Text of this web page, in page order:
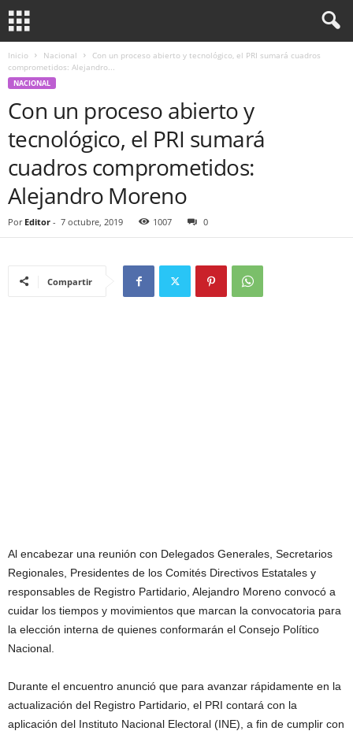
Inicio Nacional
Con un proceso abierto y tecnológico, el PRI sumará cuadros
comprometidos: Alejandro...
NACIONAL
Con un proceso abierto y
tecnológico, el PRI sumará
cuadros comprometidos:
Alejandro Moreno
Por Editor - 7 octubre, 2019 1007 0
Compartir
Al encabezar una reunión con Delegados Generales, Secretarios
Regionales, Presidentes de los Comités Directivos Estatales y
responsables de Registro Partidario, Alejandro Moreno convocó a
cuidar los tiempos y movimientos que marcan la convocatoria para
la elección interna de quienes conformarán el Consejo Político
Nacional.
Durante el encuentro anunció que para avanzar rápidamente en la
actualización del Registro Partidario, el PRI contará con la
aplicación del Instituto Nacional Electoral (INE), a fin de cumplir con